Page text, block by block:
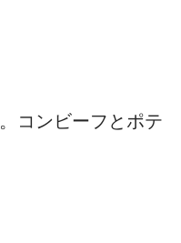
。コンビーフとポテ